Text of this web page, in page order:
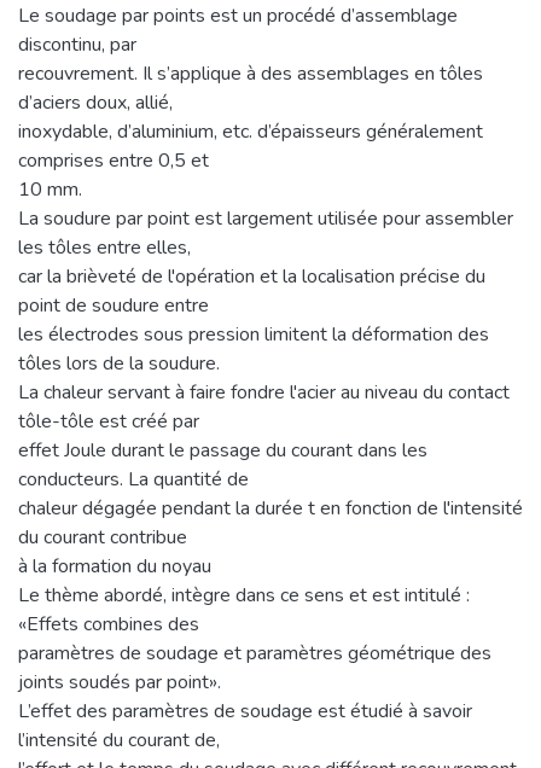
Le soudage par points est un procédé d’assemblage
discontinu, par
recouvrement. Il s’applique à des assemblages en tôles
d’aciers doux, allié,
inoxydable, d’aluminium, etc. d’épaisseurs généralement
comprises entre 0,5 et
10 mm.
La soudure par point est largement utilisée pour assembler
les tôles entre elles,
car la brièveté de l'opération et la localisation précise du
point de soudure entre
les électrodes sous pression limitent la déformation des
tôles lors de la soudure.
La chaleur servant à faire fondre l'acier au niveau du contact
tôle-tôle est créé par
effet Joule durant le passage du courant dans les
conducteurs. La quantité de
chaleur dégagée pendant la durée t en fonction de l'intensité
du courant contribue
à la formation du noyau
Le thème abordé, intègre dans ce sens et est intitulé :
«Effets combines des
paramètres de soudage et paramètres géométrique des
joints soudés par point».
L’effet des paramètres de soudage est étudié à savoir
l’intensité du courant de,